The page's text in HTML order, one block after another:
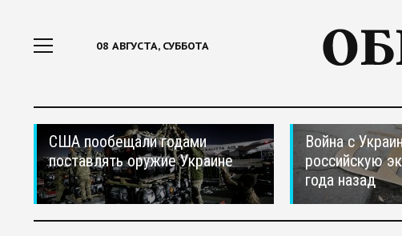
08 АВГУСТА, СУББОТА
США пообещали годами
поставлять оружие Украине
Война с
российскую
года назад